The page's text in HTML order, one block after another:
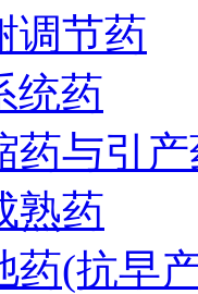
调节药
统药
药与引
熟药
药(抗早